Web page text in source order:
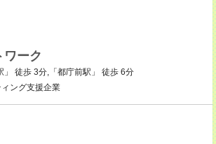
ワーク
」 徒歩 3分,「都庁前駅」 徒歩 6分
ング支援企業